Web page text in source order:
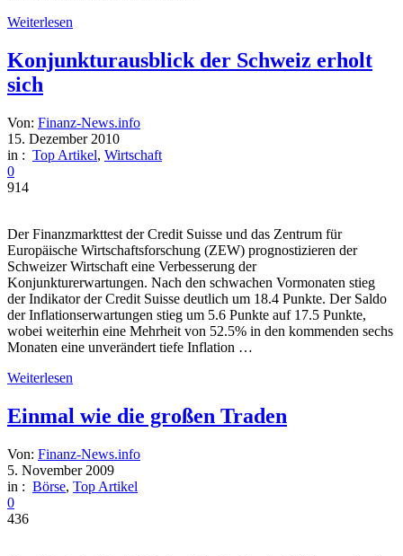
Weiterlesen
Konjunkturausblick der Schweiz erholt
sich
Von: Finanz-News.info
15. Dezember 2010
in : Top Artikel, Wirtschaft
0
914
Der Finanzmarkttest der Credit Suisse und das Zentrum für
Europäische Wirtschaftsforschung (ZEW) prognostizieren der
Schweizer Wirtschaft eine Verbesserung der
Konjunkturerwartungen. Nach den schwachen Vormonaten stieg
der Indikator der Credit Suisse deutlich um 18.4 Punkte. Der Saldo
der Inflationserwartungen stieg um 5.6 Punkte auf 17.5 Punkte,
wobei weiterhin eine Mehrheit von 52.5% in den kommenden sechs
Monaten eine unverändert tiefe Inflation …
Weiterlesen
Einmal wie die großen Traden
Von: Finanz-News.info
5. November 2009
in : Börse, Top Artikel
0
436